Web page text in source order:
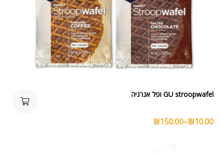
GU stroopwafel ופל אנרגיה
₪10.00
–
₪150.00